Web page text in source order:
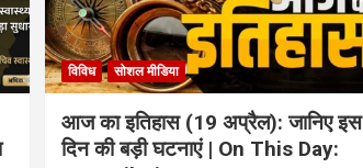
विविध सोशल मीडिया
आज का इतिहास (19 अप्रैल): जानिए इस
दिन की बड़ी घटनाएं | On This Day: